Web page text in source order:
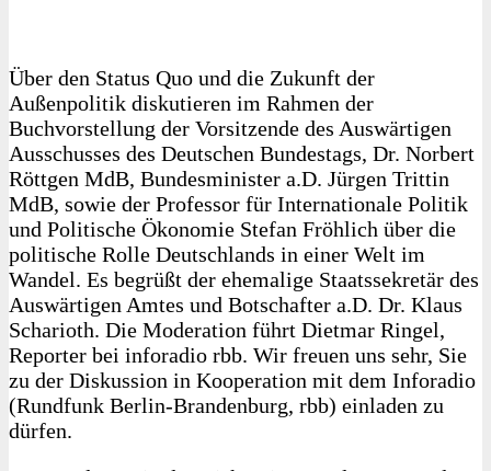
Über den Status Quo und die Zukunft der
Außenpolitik diskutieren im Rahmen der
Buchvorstellung der Vorsitzende des Auswärtigen
Ausschusses des Deutschen Bundestags, Dr. Norbert
Röttgen MdB, Bundesminister a.D. Jürgen Trittin
MdB, sowie der Professor für Internationale Politik
und Politische Ökonomie Stefan Fröhlich über die
politische Rolle Deutschlands in einer Welt im
Wandel. Es begrüßt der ehemalige Staatssekretär des
Auswärtigen Amtes und Botschafter a.D. Dr. Klaus
Scharioth. Die Moderation führt Dietmar Ringel,
Reporter bei inforadio rbb. Wir freuen uns sehr, Sie
zu der Diskussion in Kooperation mit dem Inforadio
(Rundfunk Berlin-Brandenburg, rbb) einladen zu
dürfen.